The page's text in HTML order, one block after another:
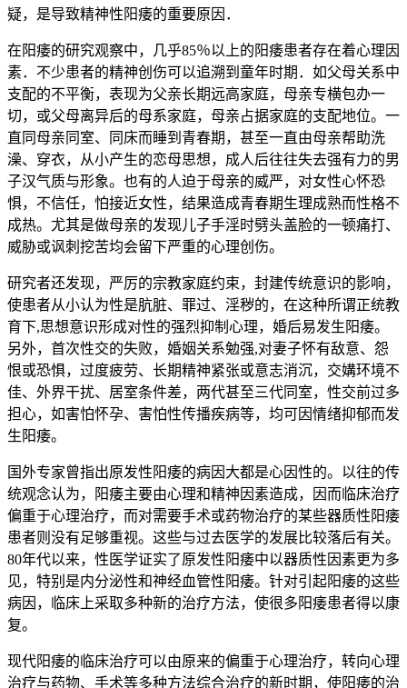
疑，是导致精神性阳痿的重要原因．
在阳痿的研究观察中，几乎85％以上的阳痿患者存在着心理因
素．不少患者的精神创伤可以追溯到童年时期．如父母关系中
支配的不平衡，表现为父亲长期远高家庭，母亲专横包办一
切，或父母离异后的母系家庭，母亲占据家庭的支配地位。一
直同母亲同室、同床而睡到青春期，甚至一直由母亲帮助洗
澡、穿衣，从小产生的恋母思想，成人后往往失去强有力的男
子汉气质与形象。也有的人迫于母亲的威严，对女性心怀恐
惧，不信任，怕接近女性，结果造成青春期生理成熟而性格不
成热。尤其是做母亲的发现儿子手淫时劈头盖脸的一顿痛打、
威胁或讽刺挖苦均会留下严重的心理创伤。
研究者还发现，严厉的宗教家庭约束，封建传统意识的影响，
使患者从小认为性是肮脏、罪过、淫秽的，在这种所谓正统教
育下,思想意识形成对性的强烈抑制心理，婚后易发生阳痿。
另外，首次性交的失败，婚姻关系勉强,对妻子怀有敌意、怨
恨或恐惧，过度疲劳、长期精神紧张或意志消沉，交媾环境不
佳、外界干扰、居室条件差，两代甚至三代同室，性交前过多
担心，如害怕怀孕、害怕性传播疾病等，均可因情绪抑郁而发
生阳痿。
国外专家曾指出原发性阳痿的病因大都是心因性的。以往的传
统观念认为，阳痿主要由心理和精神因素造成，因而临床治疗
偏重于心理治疗，而对需要手术或药物治疗的某些器质性阳痿
患者则没有足够重视。这些与过去医学的发展比较落后有关。
80年代以来，性医学证实了原发性阳痿中以器质性因素更为多
见，特别是内分泌性和神经血管性阳痿。针对引起阳痿的这些
病因，临床上采取多种新的治疗方法，使很多阳痿患者得以康
复。
现代阳痿的临床治疗可以由原来的偏重于心理治疗，转向心理
治疗与药物、手术等多种方法综合治疗的新时期，使阳痿的治